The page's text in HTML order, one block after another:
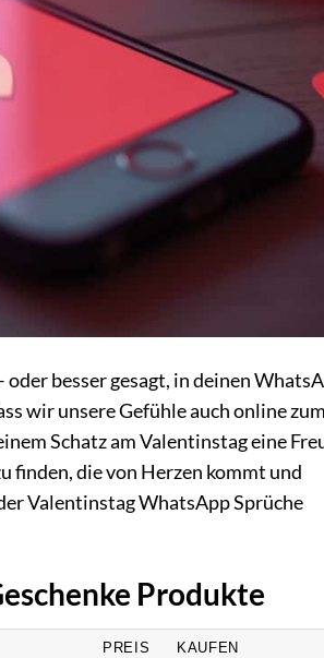
besser gesagt, in deinen
wir unsere Gefühle auch online zum
Schatz am Valentinstag eine
finden, die von Herzen kommt und
Valentinstag WhatsApp Sprüche
Produkte
PREIS KAUFEN